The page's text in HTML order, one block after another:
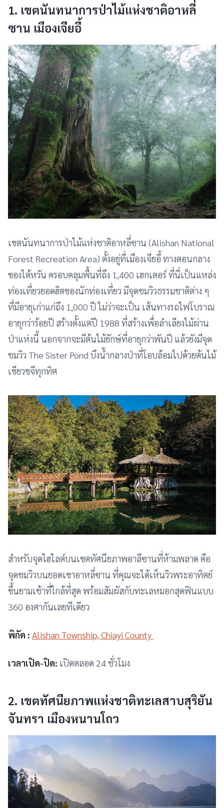
1. เขตนันทนาการป่าไม้แห่งชาติอาหลี่
ซาน เมืองเจียอี้
เขตนันทนาการป่าไม้แห่งชาติอาหลี่ซาน (Alishan National
Forest Recreation Area) ตั้งอยู่ที่เมืองเจียอี้ ทางตอนกลาง
ของไต้หวัน ครอบคลุมพื้นที่ถึง 1,400 เฮกเตอร์ ที่นี่เป็นแหล่ง
ท่องเที่ยวยอดฮิตของนักท่องเที่ยว มีจุดชมวิวธรรมชาติต่าง ๆ
ที่มีอายุเก่าแก่ถึง 1,000 ปี ไม่ว่าจะเป็น เส้นทางรถไฟโบราณ
อายุกว่าร้อยปี สร้างตั้งแต่ปี 1988 ที่สร้างเพื่อลำเลียงไม้ผ่าน
ป่าแห่งนี้ นอกจากจะมีต้นไม้ยักษ์ที่อายุกว่าพันปี แล้วยังมีจุด
ชมวิว The Sister Pond บึงน้ำกลางป่าที่โอบล้อมไปด้วยต้นไม้
เขียวขจีทุกทิศ
สำหรับจุดไฮไลต์บนเขตทัศนียภาพอาลีซานที่ห้ามพลาด คือ
จุดชมวิวบนยอดเขาอาหลี่ซาน ที่คุณจะได้เห็นวิวพระอาทิตย์
ขึ้นยามเช้าที่ใกล้ที่สุด พร้อมสัมผัสกับทะเลหมอกสุดฟินแบบ
360 องศากันเลยทีเดียว
พิกัด : Alishan Township, Chiayi County
เวลาเปิด-ปิด: เปิดตลอด 24 ชั่วโมง
2. เขตทัศนียภาพแห่งชาติทะเลสาบสุริยัน
จันทรา เมืองหนานโถว